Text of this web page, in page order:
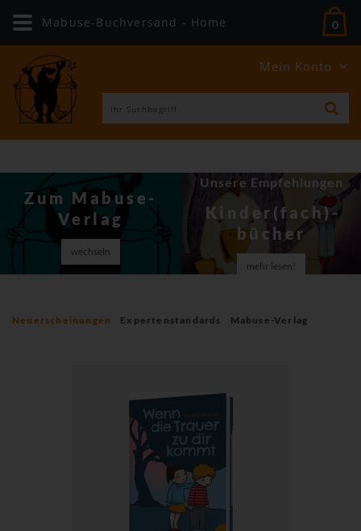
Mein Konto
0
Zum Mabuse-
Verlag
wechseln
Unsere Empfehlungen
Kinder(fach)­
bücher
mehr lesen!
Neuerscheinungen Expertenstandards Mabuse-Verlag
Mabuse-Buchversand - Home